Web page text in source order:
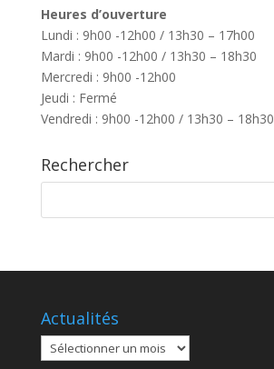
Heures d’ouverture
Lundi : 9h00 -12h00 / 13h30 – 17h00
Mardi : 9h00 -12h00 / 13h30 – 18h30
Mercredi : 9h00 -12h00
Jeudi : Fermé
Vendredi : 9h00 -12h00 / 13h30 – 18h30
Rechercher
Actualités
Actualités